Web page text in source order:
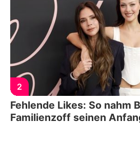
2
Fehlende Likes: So nahm
Familienzoff seinen